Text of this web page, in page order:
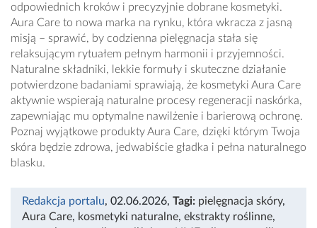
odpowiednich kroków i precyzyjnie dobrane kosmetyki.
Aura Care to nowa marka na rynku, która wkracza z jasną
misją – sprawić, by codzienna pielęgnacja stała się
relaksującym rytuałem pełnym harmonii i przyjemności.
Naturalne składniki, lekkie formuły i skuteczne działanie
potwierdzone badaniami sprawiają, że kosmetyki Aura Care
aktywnie wspierają naturalne procesy regeneracji naskórka,
zapewniając mu optymalne nawilżenie i barierową ochronę.
Poznaj wyjątkowe produkty Aura Care, dzięki którym Twoja
skóra będzie zdrowa, jedwabiście gładka i pełna naturalnego
blasku.
Redakcja portalu, 02.06.2026, Tagi: pielęgnacja skóry,
Aura Care, kosmetyki naturalne, ekstrakty roślinne,